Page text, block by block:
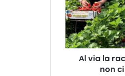
delle
fragole,
ma
non
ci
sonoAl via la
non